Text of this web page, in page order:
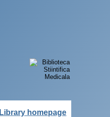
Library homepage